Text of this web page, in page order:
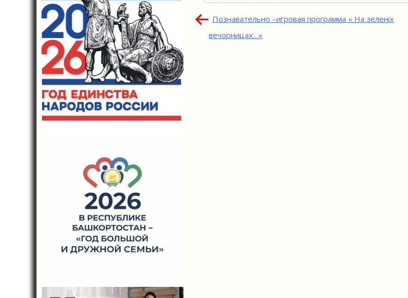
Навигация
по
Познавательно –игровая программа « На зеленіх
вечорницах…»